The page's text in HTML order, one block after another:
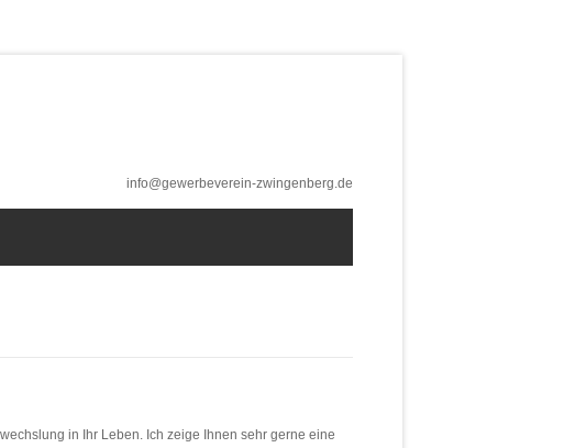
info@gewerbeverein-zwingenberg.de
in Ihr Leben. Ich zeige Ihnen sehr gerne eine